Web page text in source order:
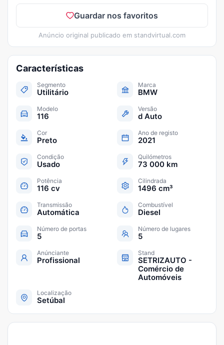
Guardar nos favoritos
Anúncio original publicado em standvirtual.com
Características
Segmento
Utilitário
Marca
BMW
Modelo
116
Versão
d Auto
Cor
Preto
Ano de registo
2021
Condição
Usado
Quilómetros
73 000 km
Potência
116 cv
Cilindrada
1496 cm³
Transmissão
Automática
Combustível
Diesel
Número de portas
5
Número de lugares
5
Anúnciante
Profissional
Stand
SETRIZAUTO -
Comércio de
Automóveis
Localização
Setúbal